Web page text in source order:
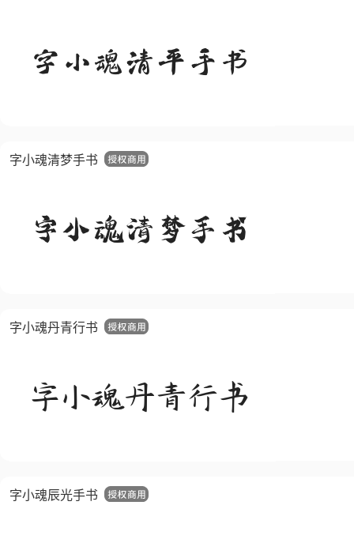
字小魂清梦手书
字小魂丹青行书
字小魂辰光手书